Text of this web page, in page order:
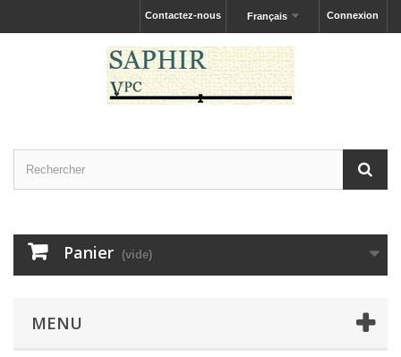
Connexion
Français
Contactez-nous
Panier (vide)
MENU